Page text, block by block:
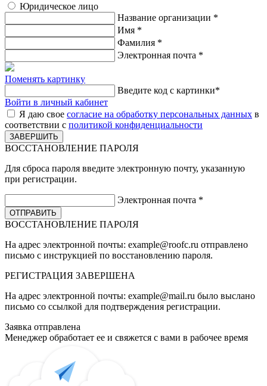
Юридическое лицо
Название организации *
Имя *
Фамилия *
Электронная почта *
Поменять картинку
Введите код с картинки*
Войти в личный кабинет
Я даю свое согласие на обработку персональных данных в
соответствии с политикой конфиденциальности
ВОССТАНОВЛЕНИЕ ПАРОЛЯ
Для сброса пароля введите электронную почту, указанную
при регистрации.
Электронная почта *
ВОССТАНОВЛЕНИЕ ПАРОЛЯ
На адрес электронной почты: example@roofc.ru отправлено
письмо с инструкцией по восстановлению пароля.
РЕГИСТРАЦИЯ ЗАВЕРШЕНА
На адрес электронной почты: example@mail.ru было выслано
письмо со ссылкой для подтверждения регистрации.
Заявка отправлена
Менеджер обработает ее и свяжется с вами в рабочее время